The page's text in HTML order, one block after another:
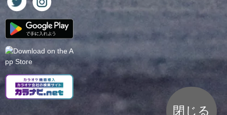
閉じる